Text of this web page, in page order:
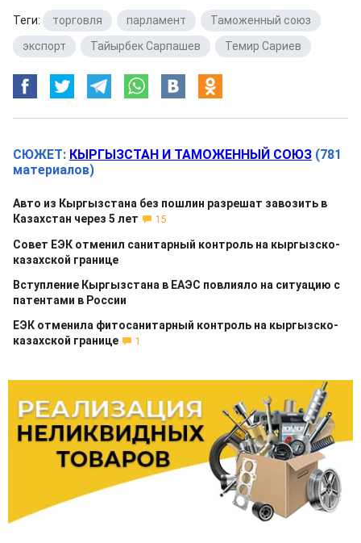
Теги: торговля парламент Таможенный союз
экспорт
Тайырбек Сарпашев Темир Сариев
СЮЖЕТ: КЫРГЫЗСТАН И ТАМОЖЕННЫЙ СОЮЗ (781
материалов)
Авто из Кыргызстана без пошлин разрешат завозить в
Казахстан через 5 лет
15
Совет ЕЭК отменил санитарный контроль на кыргызско-
казахской границе
Вступление Кыргызстана в ЕАЭС повлияло на ситуацию с
патентами в России
ЕЭК отменила фитосанитарный контроль на кыргызско-
казахской границе
1